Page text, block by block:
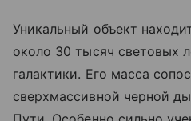
Уникальный объект
около 30 тысяч световых
галактики. Его масса
сверхмассивной черной